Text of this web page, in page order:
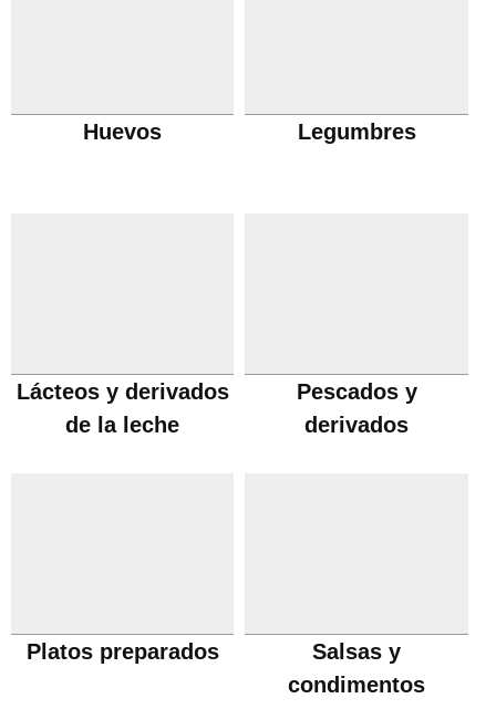
Huevos Legumbres
Lácteos y derivados
de la leche
Pescados y
derivados
Platos preparados
Salsas y
condimentos